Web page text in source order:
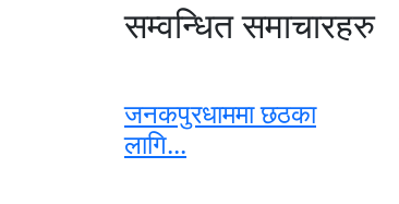
सम्वन्धित समाचारहरु
जनकपुरधाममा छठका
लागि...